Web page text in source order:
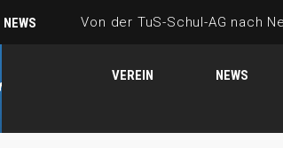
NEWS
VEREIN NEWS